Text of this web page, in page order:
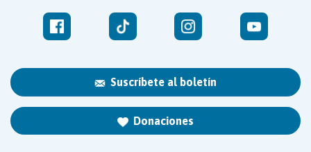
Suscríbete al boletín
Donaciones